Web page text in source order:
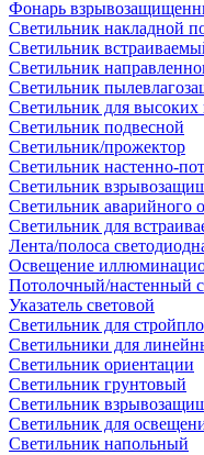
Фонарь
Светильник накладной
Светильник
Светильник
Светильник
Светильник для высоких
Светильник подвесной
Светильник/прожектор
Светильник настенно-
Светильник
Светильник аварийного
Светильник для
Лента/полоса
Освещение
Потолочный/настенный
Указатель световой
Светильник для
Светильники для
Светильник ориентации
Светильник грунтовый
Светильник
Светильник для
Светильник напольный